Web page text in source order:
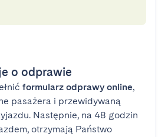
o odprawie
formularz odprawy online,
pasażera i przewidywaną
Następnie, na 48 godzin
otrzymają Państwo